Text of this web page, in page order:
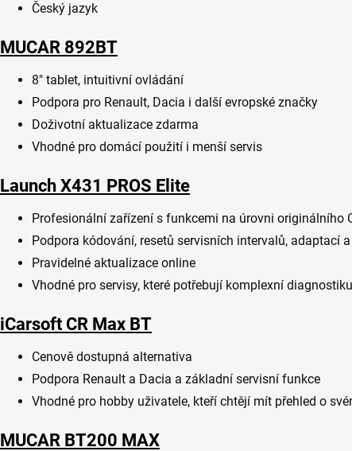
Český jazyk
MUCAR 892BT
8" tablet, intuitivní ovládání
Podpora pro Renault, Dacia i další evropské značky
Doživotní aktualizace zdarma
Vhodné pro domácí použití i menší servis
Launch X431 PROS Elite
Profesionální zařízení s funkcemi na úrovni originálního
Podpora kódování, resetů servisních intervalů, adaptací
Pravidelné aktualizace online
Vhodné pro servisy, které potřebují komplexní
iCarsoft CR Max BT
Cenově dostupná alternativa
Podpora Renault a Dacia a základní servisní funkce
Vhodné pro hobby uživatele, kteří chtějí mít přehled o
MUCAR BT200 MAX